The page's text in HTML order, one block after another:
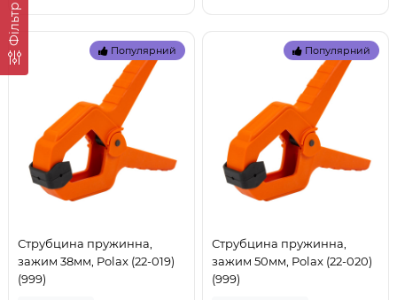
Фільтр
Популярний
Струбцина пружинна,
зажим 38мм, Polax (22-019)
(999)
Популярний
Струбцина пружинна,
зажим 50мм, Polax (22-020)
(999)